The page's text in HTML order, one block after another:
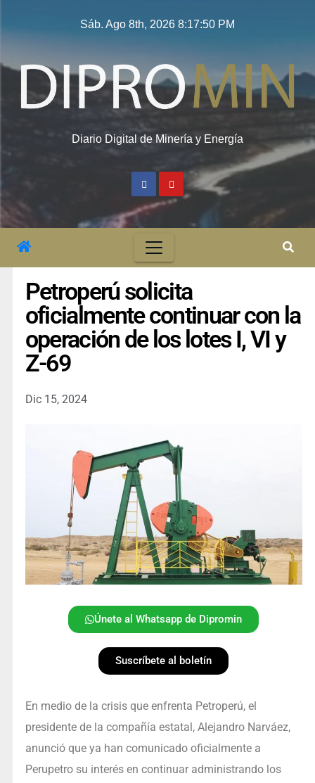
Sáb. Ago 8th, 2026 8:17:51 PM
Diario Digital de Minería y Energía
Petroperú solicita
oficialmente continuar con la
operación de los lotes I, VI y
Z-69
Dic 15, 2024
Únete al Whatsapp de Dipromin
Suscríbete al boletín
En medio de la crisis que enfrenta Petroperú, el
presidente de la compañía estatal, Alejandro Narváez,
anunció que ya han comunicado oficialmente a
Perupetro su interés en continuar administrando los